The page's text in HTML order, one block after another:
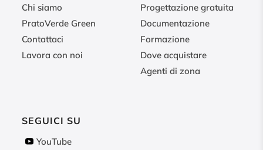
Chi siamo
PratoVerde Green
Contattaci
Lavora con noi
Progettazione gratuita
Documentazione
Formazione
Dove acquistare
Agenti di zona
SEGUICI SU
YouTube